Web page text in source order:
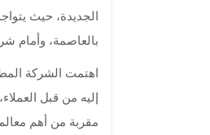
الجديدة، حيث
بالعاصمة، وأمام
إليه من قبل
مقربة من أهم معالم